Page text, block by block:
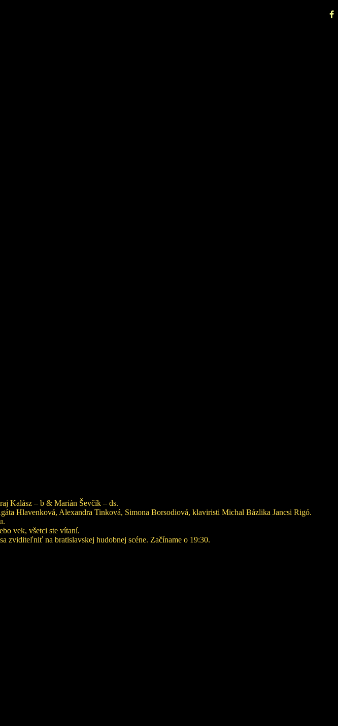
Kalász – b & Marián Ševčík – ds.
Hlavenková, Alexandra Tinková, Simona Borsodiová, klaviristi Michal Bázlika Jancsi Rigó.
vek, všetci ste vítaní.
zviditeľniť na bratislavskej hudobnej scéne. Začíname o 19:30.